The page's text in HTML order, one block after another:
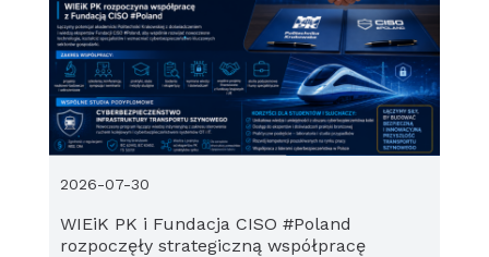
WIEiK PK i Fundacja CISO #Poland
rozpoczęły strategiczną współpracę
2026-07-30